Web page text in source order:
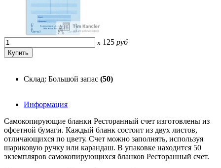
x 125 руб
Склад: Большой запас (50)
Информация
Самокопирующие бланки Ресторанный счет изготовлены из
офсетной бумаги. Каждый бланк состоит из двух листов,
отличающихся по цвету. Счет можно заполнять, используя
шариковую ручку или карандаш. В упаковке находится 50
экземпляров самокопирующихся бланков Ресторанный счет.